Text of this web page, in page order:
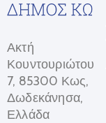
Ακτή
Κουντουριώτου
7, 85300 Κως,
Δωδεκάνησα,
Ελλάδα